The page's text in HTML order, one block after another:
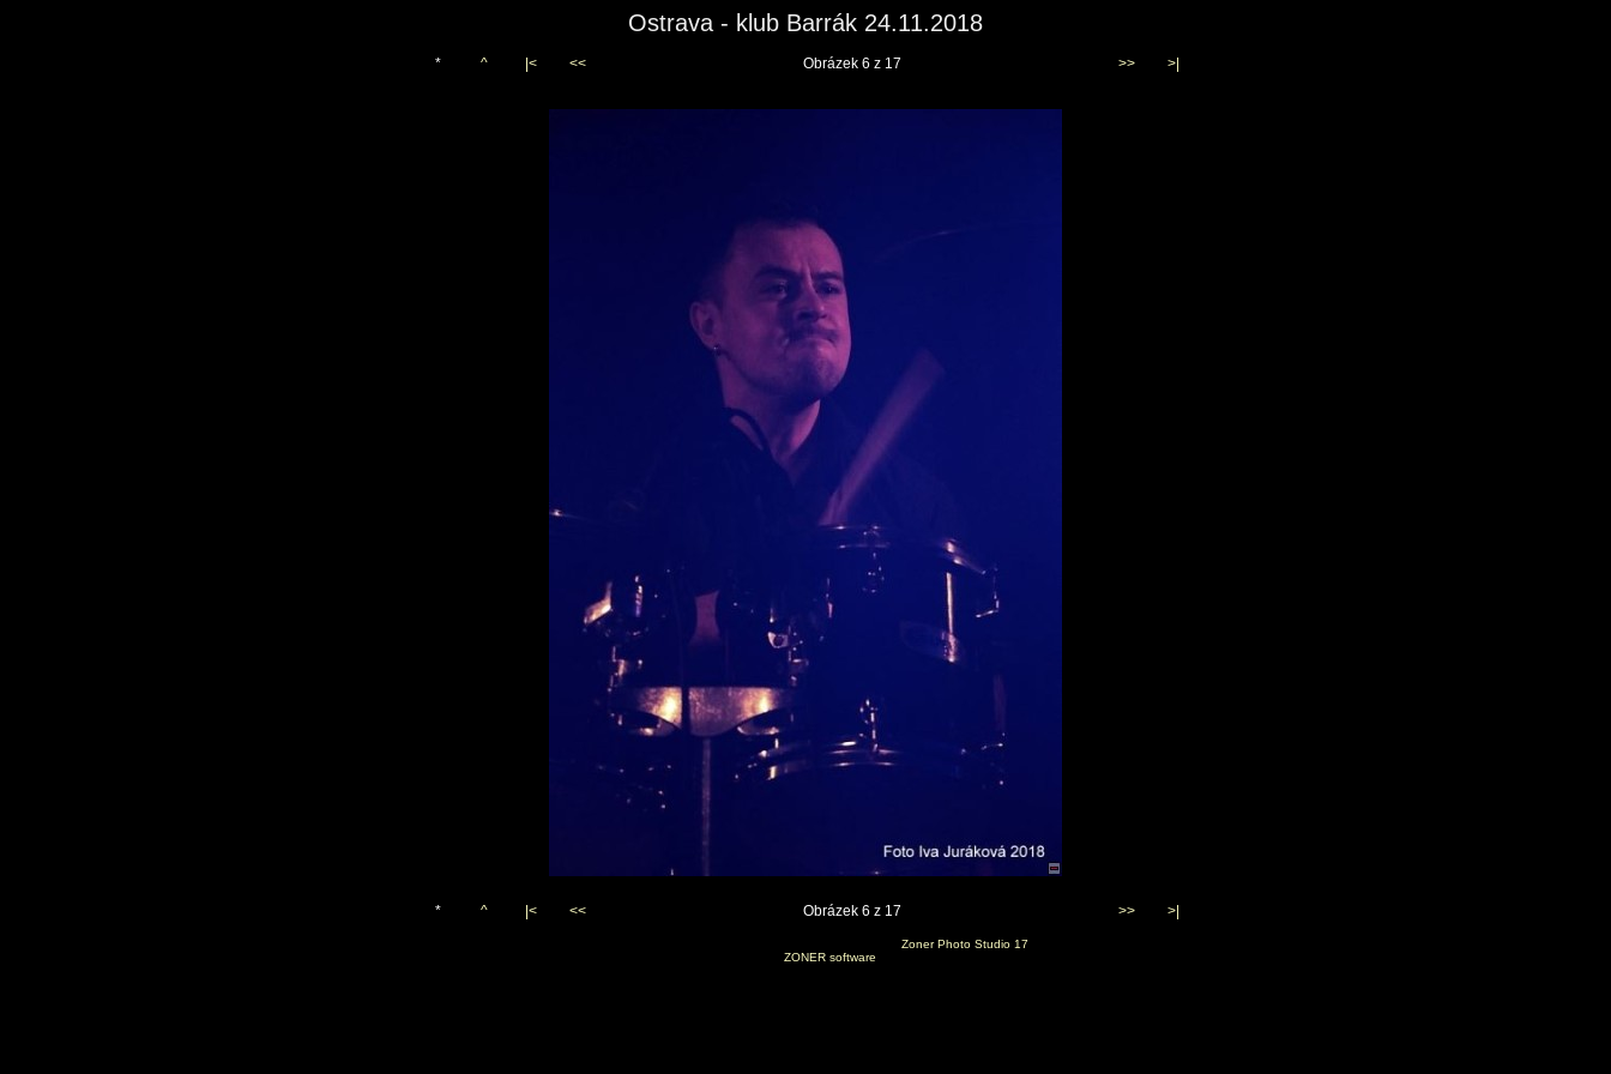
Ostrava - klub Barrák 24.11.2018
* ^ |< << Obrázek 6 z 17 >> >|
* ^ |< << Obrázek 6 z 17 >> >|
Zoner Photo Studio 17
ZONER software